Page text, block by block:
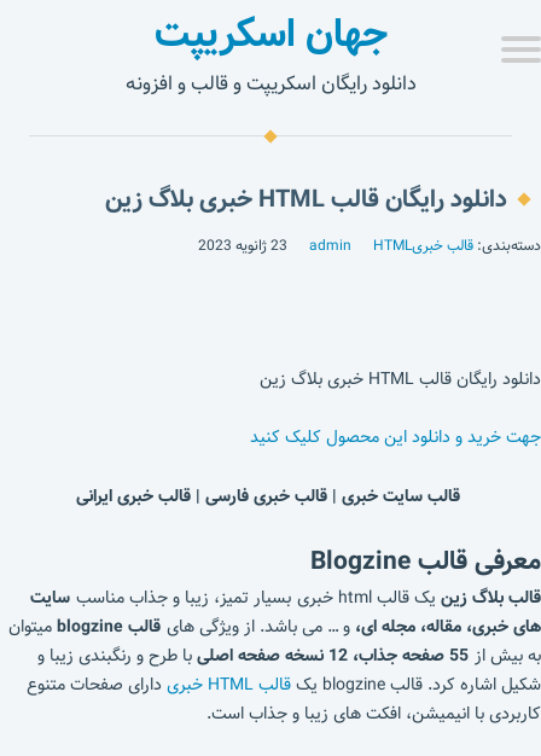
جهان اسکریپت
دانلود رایگان اسکریپت و قالب و افزونه
دانلود رایگان قالب HTML خبری بلاگ زین
دسته‌بندی: قالب خبریHTML admin 23 ژانویه 2023
دانلود رایگان قالب HTML خبری بلاگ زین
جهت خرید و دانلود این محصول کلیک کنید
قالب سایت خبری | قالب خبری فارسی | قالب خبری ایرانی
معرفی قالب Blogzine
قالب بلاگ زین یک قالب html خبری بسیار تمیز، زیبا و جذاب مناسب
سایت
های خبری، مقاله، مجله ای، و … می باشد. از ویژگی های قالب blogzine
میتوان
به بیش از 55 صفحه جذاب، 12 نسخه صفحه اصلی
با طرح و رنگبندی زیبا و
شکیل اشاره کرد. قالب blogzine یک
قالب HTML خبری
دارای صفحات متنوع
کاربردی با انیمیشن، افکت های زیبا و جذاب است.